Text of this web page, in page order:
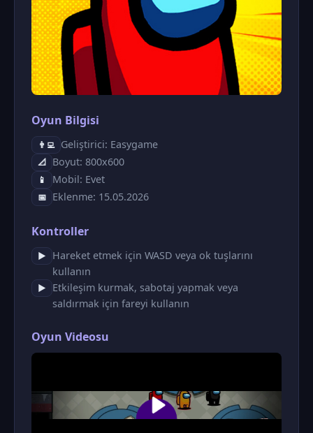
Oyun Bilgisi
👨‍💻 Geliştirici: Easygame
📐 Boyut: 800x600
📱 Mobil: Evet
📅 Eklenme: 15.05.2026
Kontroller
▶
Hareket etmek için WASD veya ok tuşlarını
kullanın
▶
Etkileşim kurmak, sabotaj yapmak veya
saldırmak için fareyi kullanın
Oyun Videosu